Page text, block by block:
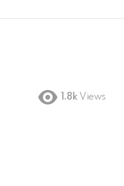
1.8k Views